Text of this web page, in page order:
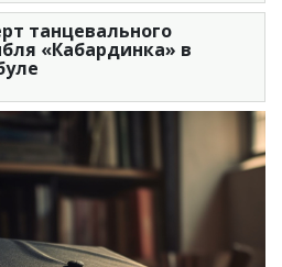
танцевального
«Кабардинка» в